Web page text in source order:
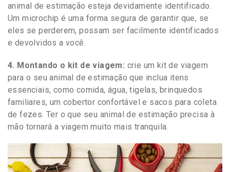
animal de estimação esteja devidamente identificado.
Um microchip é uma forma segura de garantir que, se
eles se perderem, possam ser facilmente identificados
e devolvidos a você.
4. Montando o kit de viagem: crie um kit de viagem
para o seu animal de estimação que inclua itens
essenciais, como comida, água, tigelas, brinquedos
familiares, um cobertor confortável e sacos para coleta
de fezes. Ter o que seu animal de estimação precisa à
mão tornará a viagem muito mais tranquila.